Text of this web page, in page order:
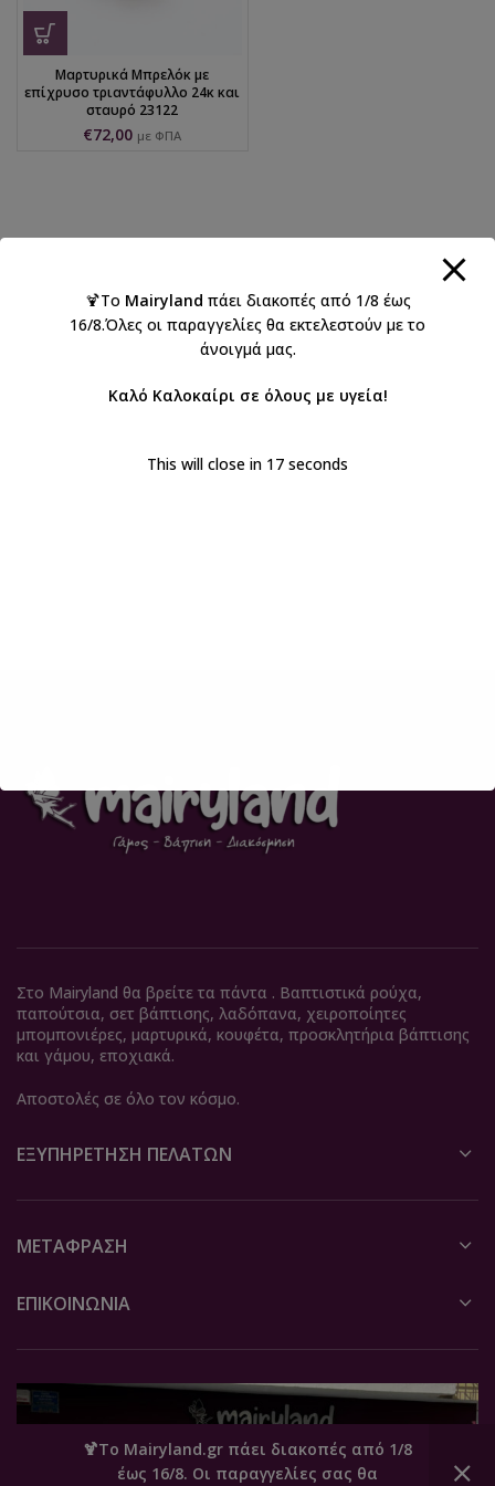
🍹Το Mairyland.gr πάει διακοπές από 1/8
έως 16/8. Οι παραγγελίες σας θα
Μαρτυρικά Μπρελόκ με
επίχρυσο τριαντάφυλλο 24κ και
σταυρό 23122
€72,00 με ΦΠΑ
Στο Mairyland θα βρείτε τα πάντα . Βαπτιστικά ρούχα,
παπούτσια, σετ βάπτισης, λαδόπανα, χειροποίητες
μπομπονιέρες, μαρτυρικά, κουφέτα, προσκλητήρια βάπτισης
και γάμου, εποχιακά.
Αποστολές σε όλο τον κόσμο.
ΕΞΥΠΗΡΈΤΗΣΗ ΠΕΛΑΤΏΝ
ΜΕΤΆΦΡΑΣΗ
ΕΠΙΚΟΙΝΩΝΙΑ
0
🍹Το Mairyland πάει διακοπές από 1/8 έως
16/8.Όλες οι παραγγελίες θα εκτελεστούν με το
άνοιγμά μας.
Καλό Καλοκαίρι σε όλους με υγεία!
This will close in 16 seconds